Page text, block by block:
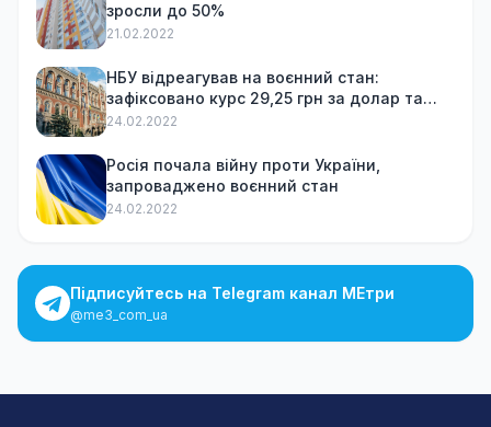
зросли до 50%
21.02.2022
НБУ відреагував на воєнний стан:
зафіксовано курс 29,25 грн за долар та
обмежив зняття готівки
24.02.2022
Росія почала війну проти України,
запроваджено воєнний стан
24.02.2022
Підписуйтесь на Telegram канал МЕтри
@me3_com_ua